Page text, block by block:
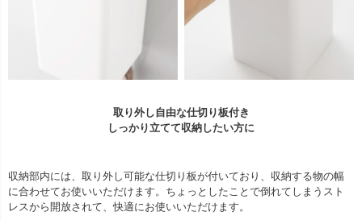
取り外し自由な仕切り板付き
しっかり立てて収納したい方に
収納部内には、取り外し可能な仕切り板が付いており、収納する物の幅
に合わせてお使いいただけます。ちょっとしたことで倒れてしまうスト
レスから開放されて、快適にお使いいただけます。